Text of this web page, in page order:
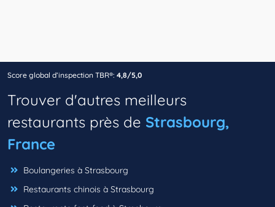
Score global d’inspection TBR®: 4,8/5,0
Trouver d'autres meilleurs
restaurants près de Strasbourg,
France
Boulangeries à Strasbourg
Restaurants chinois à Strasbourg